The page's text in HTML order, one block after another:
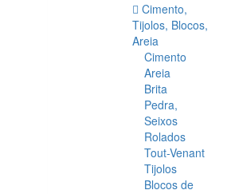
Cimento,
Tijolos, Blocos,
Areia
Cimento
Areia
Brita
Pedra,
Seixos
Rolados
Tout-Venant
Tijolos
Blocos de